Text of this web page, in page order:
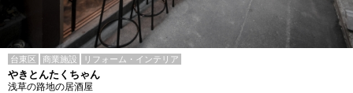
台東区 商業施設 リフォーム・インテリア
やきとんたくちゃん
浅草の路地の居酒屋